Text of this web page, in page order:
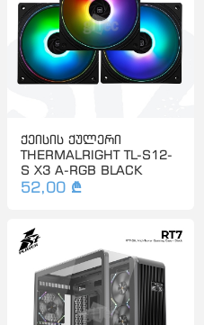
ქეისის ქულერი
THERMALRIGHT TL-S12-
S X3 A-RGB BLACK
52,00 ₾